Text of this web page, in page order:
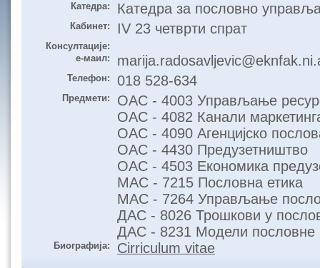
Катедра:
Катедра за пословно
Кабинет: IV 23 четврти спрат
Консултације:
е-маил:
Телефон: 018 528-634
Предмети:
ОАС - 4003 Управљање
ОАС - 4082 Канали
ОАС - 4090 Агенцијско
ОАС - 4430 Предузетништво
ОАС - 4503 Економика
МАС - 7215 Пословна етика
МАС - 7264 Управљање
ДАС - 8026 Трошкови у
ДАС - 8231 Модели пословне
Биографија: Cirriculum vitae